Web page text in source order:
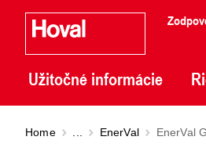
Užitočné informácie
Home EnerVal EnerVal